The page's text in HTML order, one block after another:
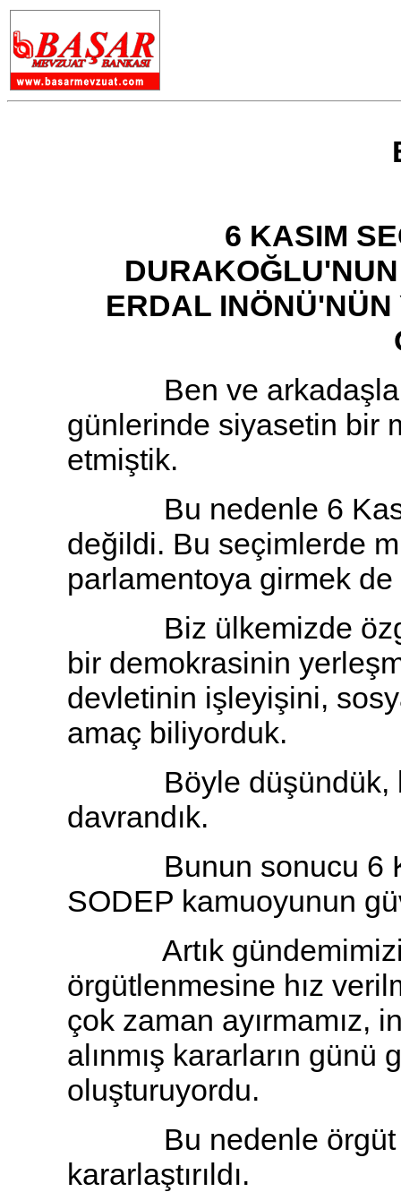
6 KASIM
ERDAL
Ben ve
günlerinde siyasetin bir
etmiştik.
Bu nedenle 6
değildi. Bu seçimlerde
parlamentoya girmek
Biz ülkemizde
bir demokrasinin
devletinin işleyişini,
amaç biliyorduk.
Böyle düşündük,
davrandık.
Bunun sonucu 6
SODEP kamuoyunun
Artık gündemimizi;
örgütlenmesine hız
çok zaman ayırmamız,
alınmış kararların günü
oluşturuyordu.
Bu nedenle örgüt
kararlaştırıldı.